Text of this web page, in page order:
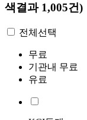
색결과 1,005건)
전체선택
무료
기관내 무료
유료